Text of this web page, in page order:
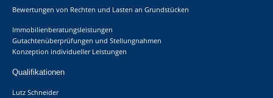
Bewertungen von Rechten und Lasten an Grundstücken
Immobilienberatungsleistungen
Gutachtenüberprüfungen und Stellungnahmen
Konzeption individueller Leistungen
Qualifikationen
Lutz Schneider